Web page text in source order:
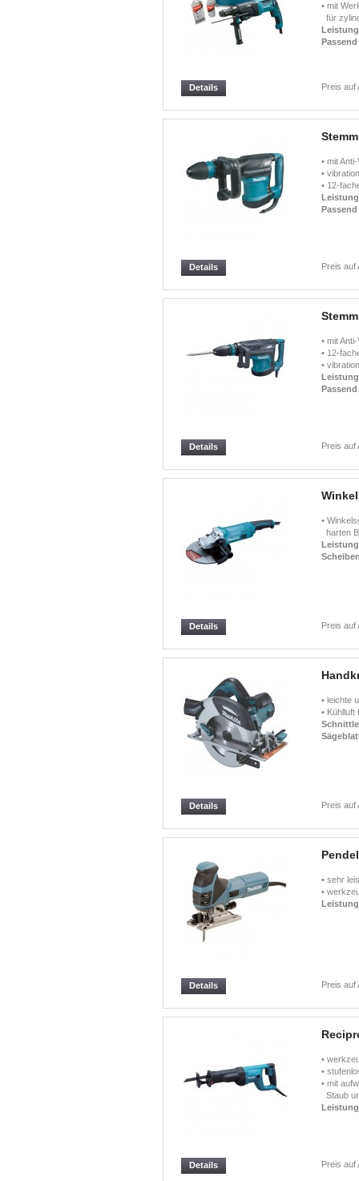
• mit
für
Preis auf
Details
• mit
•
• 12-
Preis auf
Details
• mit
• 12-
•
Preis auf
Details
•
harten
Preis auf
Details
• leichte
• Kühlluft
Preis auf
Details
• sehr
•
Preis auf
Details
•
•
• mit
Staub
Preis auf
Details